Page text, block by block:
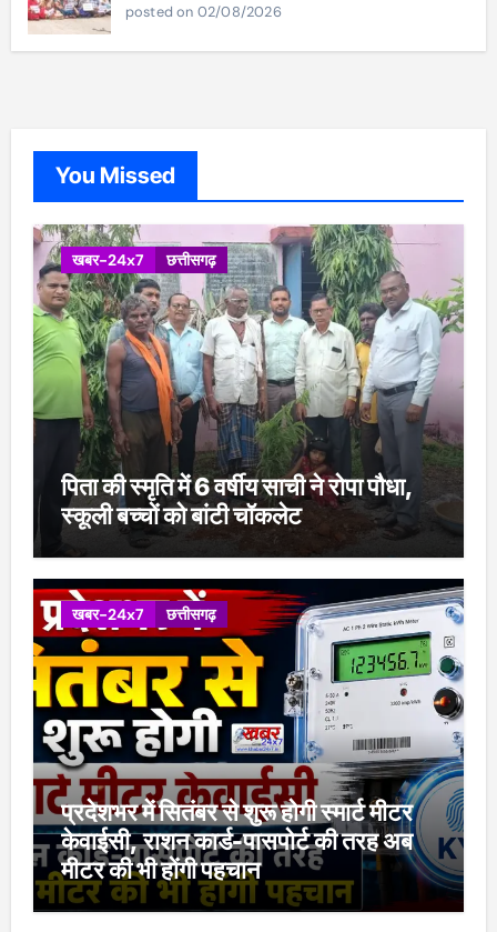
posted on 02/08/2026
You Missed
खबर-24x7 छत्तीसगढ़
पिता की स्मृति में 6 वर्षीय साची ने रोपा पौधा,
स्कूली बच्चों को बांटी चॉकलेट
खबर-24x7 छत्तीसगढ़
प्रदेशभर में सितंबर से शुरू होगी स्मार्ट मीटर
केवाईसी, राशन कार्ड-पासपोर्ट की तरह अब
मीटर की भी होंगी पहचान